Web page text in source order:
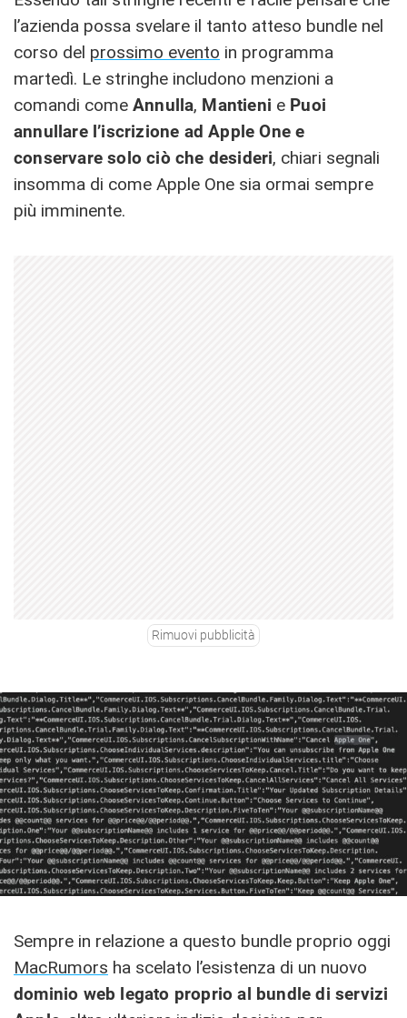
l’azienda possa svelare il tanto atteso bundle nel
corso del prossimo evento in programma
martedì. Le stringhe includono menzioni a
comandi come Annulla, Mantieni e Puoi
annullare l’iscrizione ad Apple One e
conservare solo ciò che desideri, chiari segnali
insomma di come Apple One sia ormai sempre
più imminente.
Rimuovi pubblicità
Sempre in relazione a questo bundle proprio oggi
MacRumors ha scelato l’esistenza di un nuovo
dominio web legato proprio al bundle di servizi